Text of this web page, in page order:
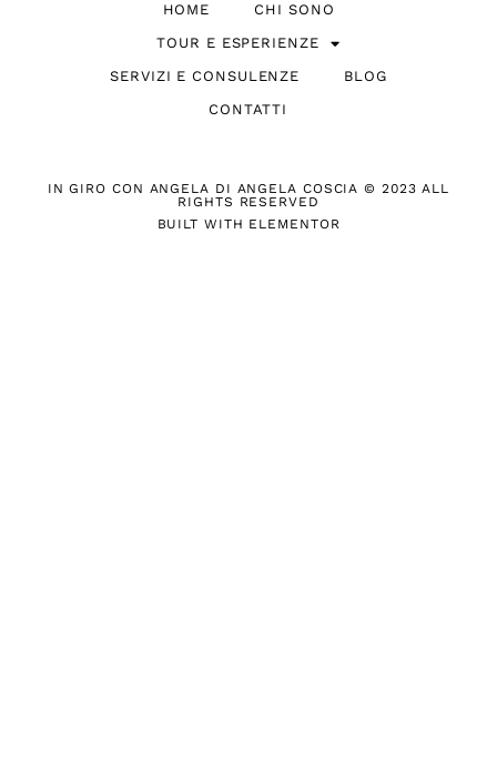
HOME
CHI SONO
TOUR E ESPERIENZE
SERVIZI E CONSULENZE
BLOG
CONTATTI
IN GIRO CON ANGELA DI ANGELA COSCIA © 2023 ALL
RIGHTS RESERVED
BUILT WITH ELEMENTOR